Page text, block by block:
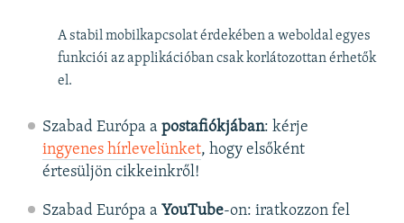
A stabil mobilkapcsolat érdekében a weboldal egyes
funkciói az applikációban csak korlátozottan érhetők
el.
Szabad Európa a postafiókjában: kérje
ingyenes hírlevelünket, hogy elsőként
értesüljön cikkeinkről!
Szabad Európa a YouTube-on: iratkozzon fel